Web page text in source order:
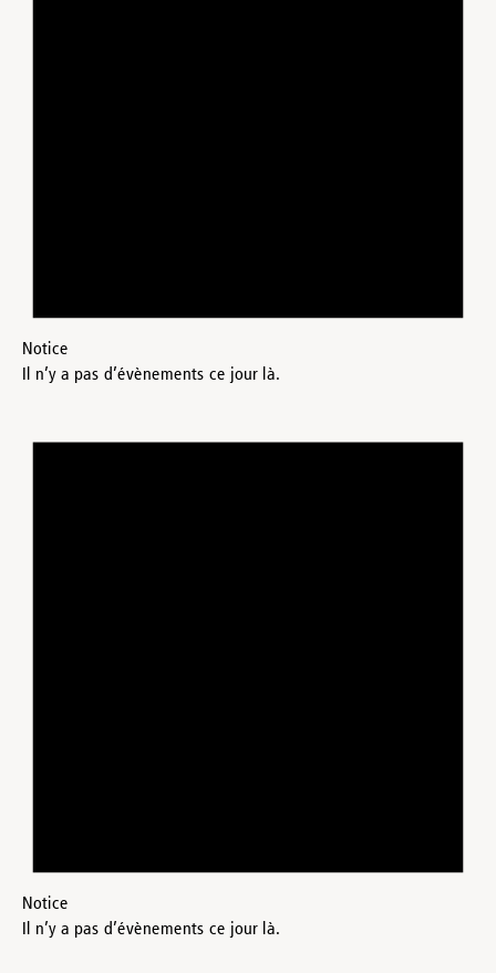
Notice
Il n’y a pas d’évènements ce jour là.
Notice
Il n’y a pas d’évènements ce jour là.